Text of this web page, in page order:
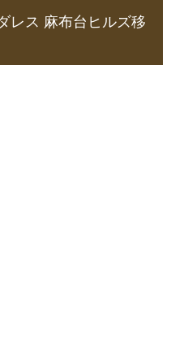
レス 麻布台ヒルズ移